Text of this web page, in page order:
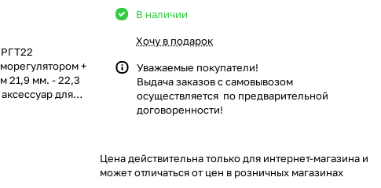
РГТ22
+
21,9 мм. - 22,3
для
при езде
вы
В наличии
Хочу в подарок
Уважаемые покупатели!
Выдача заказов с самовывозом
осуществляется по предварительной
договоренности!
Цена действительна только для интернет-магазина и
может отличаться от цен в розничных магазинах